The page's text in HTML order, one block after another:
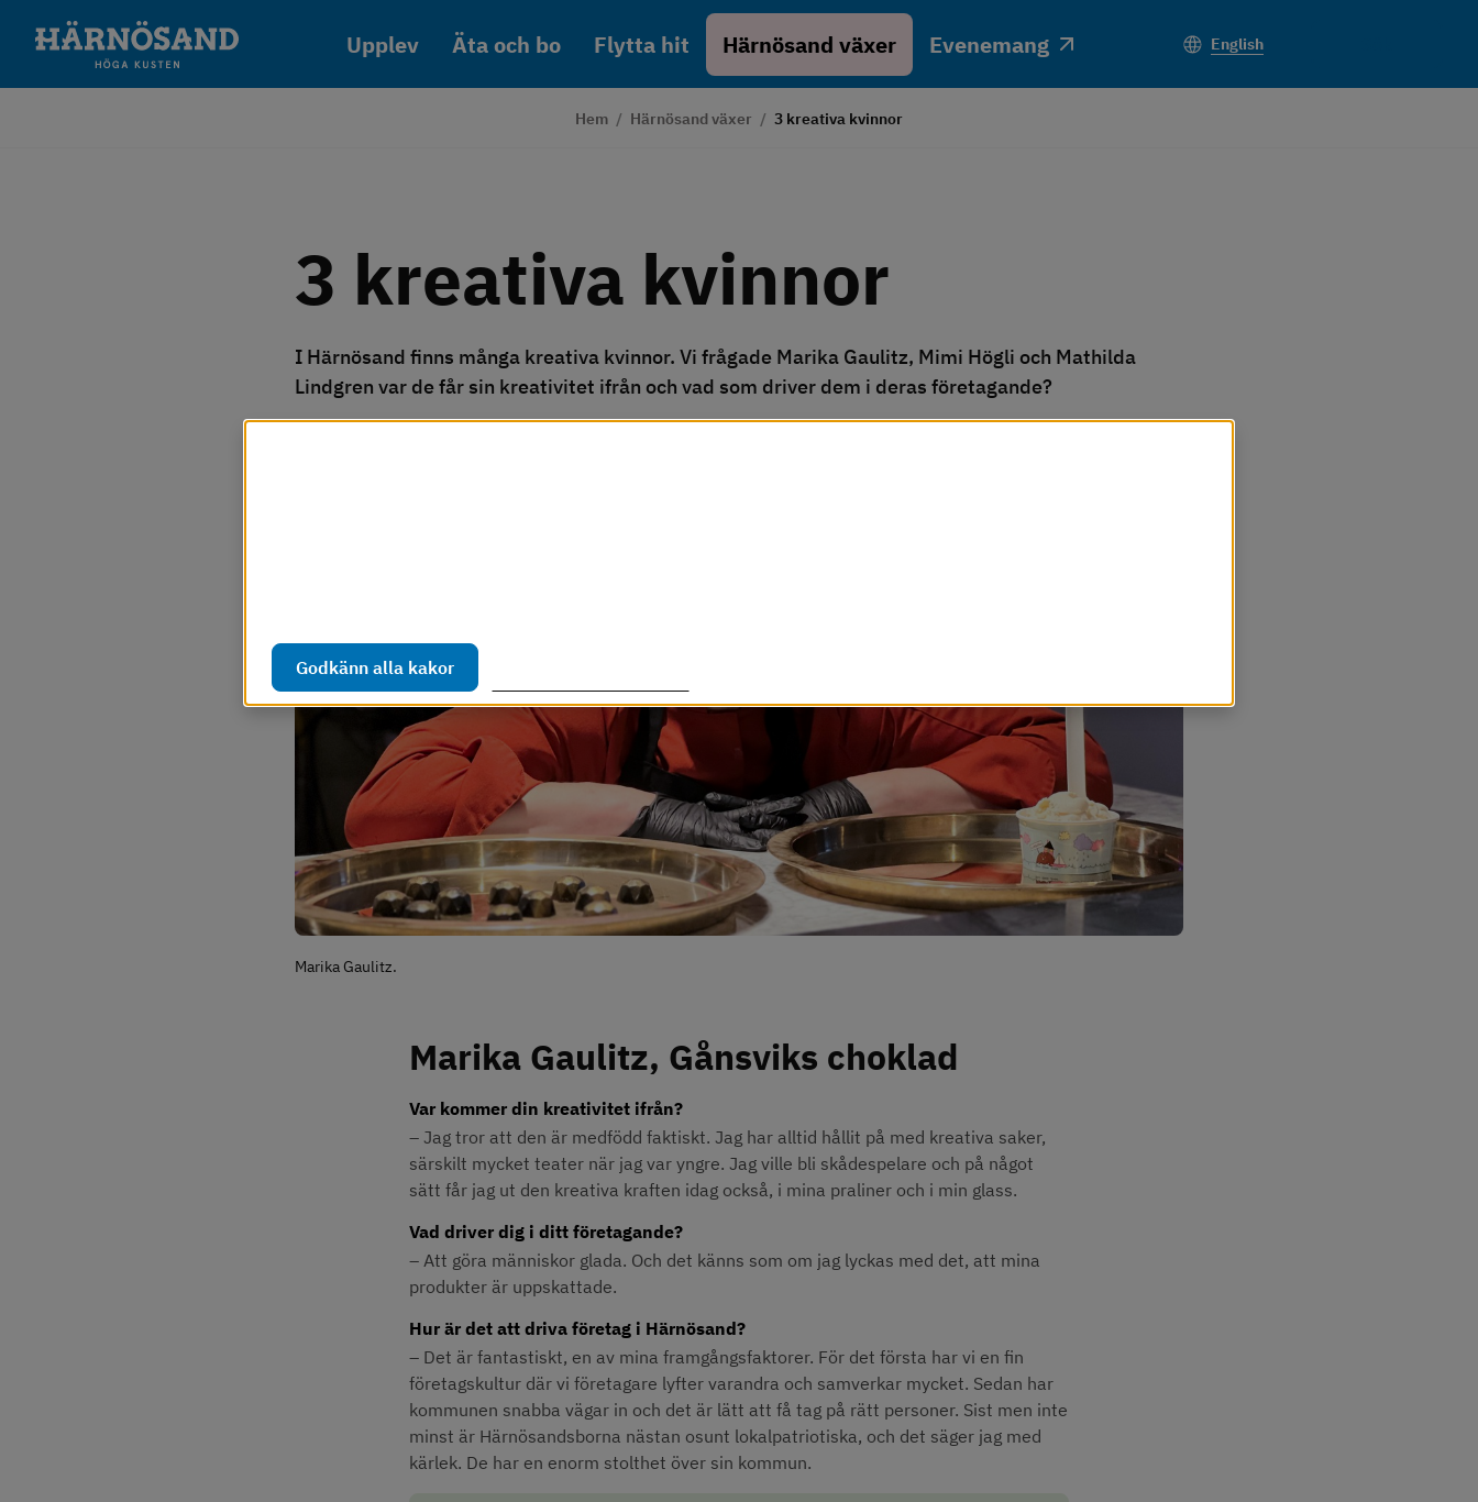
Godkänn alla kakor
Upplev Äta och bo Flytta hit Härnösand växer Evenemang English
Hem / Härnösand växer / 3 kreativa kvinnor
3 kreativa kvinnor
I Härnösand finns många kreativa kvinnor. Vi frågade Marika Gaulitz, Mimi Högli och Mathilda
Lindgren var de får sin kreativitet ifrån och vad som driver dem i deras företagande?
Marika Gaulitz.
Marika Gaulitz, Gånsviks choklad
Var kommer din kreativitet ifrån?
– Jag tror att den är medfödd faktiskt. Jag har alltid hållit på med kreativa saker,
särskilt mycket teater när jag var yngre. Jag ville bli skådespelare och på något
sätt får jag ut den kreativa kraften idag också, i mina praliner och i min glass.
Vad driver dig i ditt företagande?
– Att göra människor glada. Och det känns som om jag lyckas med det, att mina
produkter är uppskattade.
Hur är det att driva företag i Härnösand?
– Det är fantastiskt, en av mina framgångsfaktorer. För det första har vi en fin
företagskultur där vi företagare lyfter varandra och samverkar mycket. Sedan har
kommunen snabba vägar in och det är lätt att få tag på rätt personer. Sist men inte
minst är Härnösandsborna nästan osunt lokalpatriotiska, och det säger jag med
kärlek. De har en enorm stolthet över sin kommun.